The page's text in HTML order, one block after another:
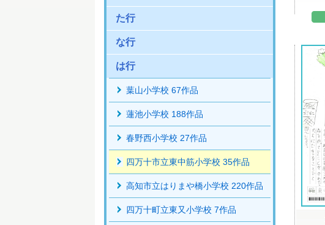
た行
な行
は行
葉山小学校 67作品
蓮池小学校 188作品
春野西小学校 27作品
四万十市立東中筋小学校 35作品
高知市立はりまや橋小学校 220作品
四万十町立東又小学校 7作品